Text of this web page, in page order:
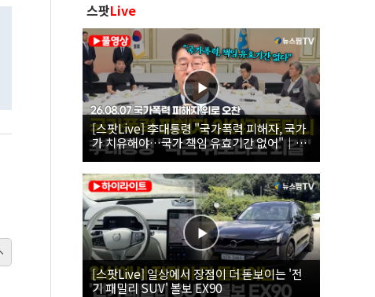
스팟Live
[스팟Live] 李대통령 "국가폭력 피해자, 국가
가 치유해야…국가 책임 유효기간 없어"｜
26.08.07 국가폭력 피해자 위로 오찬
[스팟Live] 일상에서 장점이 더 돋보이는 '전
기 패밀리 SUV' 볼보 EX90